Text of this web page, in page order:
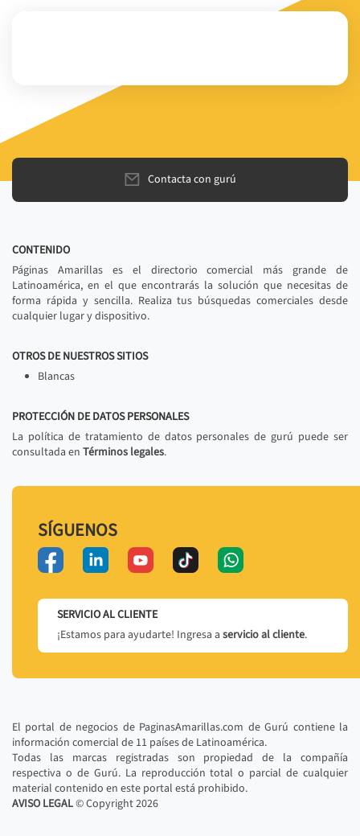
Contacta con gurú
CONTENIDO
Páginas Amarillas es el directorio comercial más grande de
Latinoamérica, en el que encontrarás la solución que necesitas de
forma rápida y sencilla. Realiza tus búsquedas comerciales desde
cualquier lugar y dispositivo.
OTROS DE NUESTROS SITIOS
Blancas
PROTECCIÓN DE DATOS PERSONALES
La política de tratamiento de datos personales de gurú puede ser
consultada en Términos legales.
SÍGUENOS
SERVICIO AL CLIENTE
¡Estamos para ayudarte! Ingresa a servicio al cliente.
El portal de negocios de PaginasAmarillas.com de Gurú contiene la
información comercial de 11 países de Latinoamérica.
Todas las marcas registradas son propiedad de la compañía
respectiva o de Gurú. La reproducción total o parcial de cualquier
material contenido en este portal está prohibido.
AVISO LEGAL© Copyright2026